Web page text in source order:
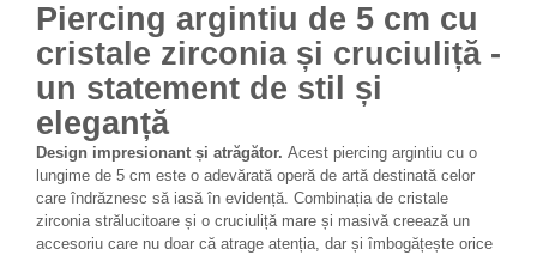
Piercing argintiu de 5 cm cu
cristale zirconia și cruciuliță -
un statement de stil și
eleganță
Design impresionant și atrăgător. Acest piercing argintiu cu o
lungime de 5 cm este o adevărată operă de artă destinată celor
care îndrăznesc să iasă în evidență. Combinația de cristale
zirconia strălucitoare și o cruciuliță mare și masivă creează un
accesoriu care nu doar că atrage atenția, dar și îmbogățește orice